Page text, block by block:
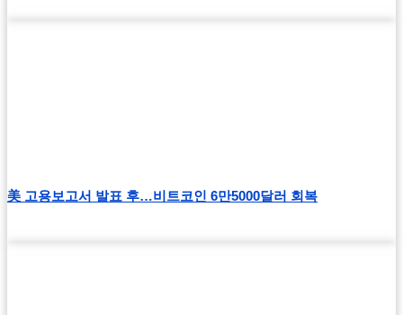
美 고용보고서 발표 후…비트코인 6만5000달러 회복